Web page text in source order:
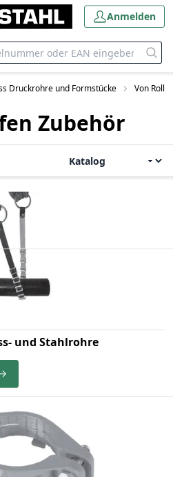
Anmelden
Druckrohre und Formstücke Von Roll
Zubehör
und Stahlrohre